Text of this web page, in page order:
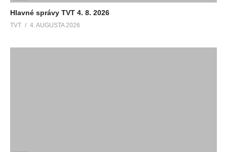
Hlavné správy TVT 4. 8. 2026
TVT 4. AUGUSTA 2026